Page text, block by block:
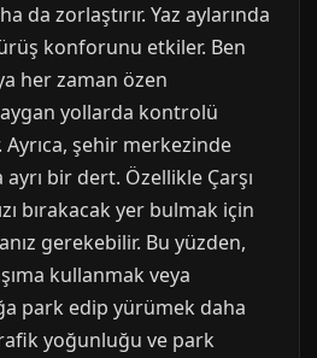
da zorlaştırır. Yaz aylarında
konforunu etkiler. Ben
her zaman özen
yollarda kontrolü
Ayrıca, şehir merkezinde
bir dert. Özellikle Çarşı
bırakacak yer bulmak için
gerekebilir. Bu yüzden,
kullanmak veya
park edip yürümek daha
yoğunluğu ve park